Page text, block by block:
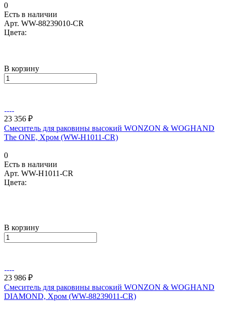
0
Есть в наличии
Арт. WW-88239010-CR
Цвета:
В корзину
23 356 ₽
Смеситель для раковины высокий WONZON & WOGHAND
The ONE, Хром (WW-H1011-CR)
0
Есть в наличии
Арт. WW-H1011-CR
Цвета:
В корзину
23 986 ₽
Смеситель для раковины высокий WONZON & WOGHAND
DIAMOND, Хром (WW-88239011-CR)